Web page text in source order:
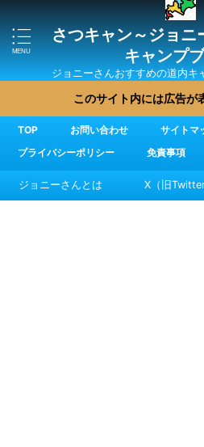
さつキャン～ジョニ
キャンプ
ジョニーさんおすすめの道内キ
ト・直売所・グ
このサイト内には広告が
TOP お問い合わせ
サイトマ
プライバシーポリシー
免責事項
ジョニーさんとは X（旧Twitter